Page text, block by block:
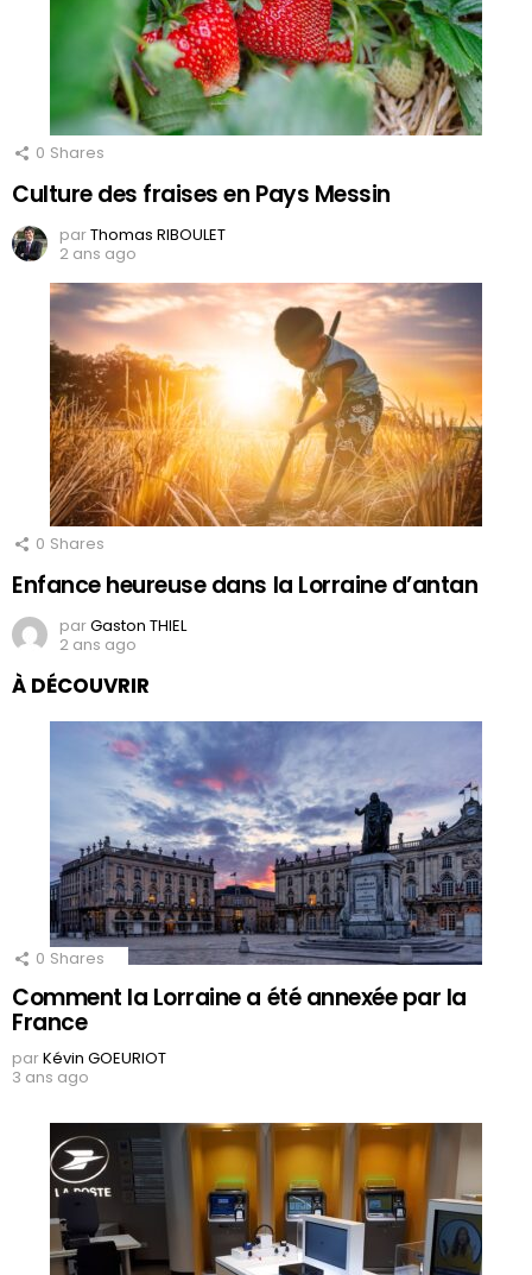
0 Shares
Culture des fraises en Pays Messin
parThomas RIBOULET
2 ans ago
0 Shares
Enfance heureuse dans la Lorraine d’antan
parGaston THIEL
2 ans ago
À DÉCOUVRIR
0 Shares
Comment la Lorraine a été annexée par la
France
parKévin GOEURIOT
3 ans ago